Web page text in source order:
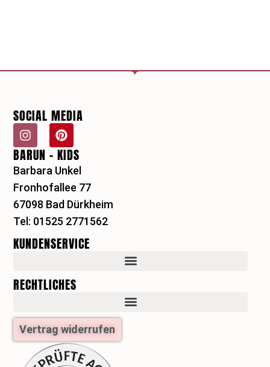
SOCIAL MEDIA
I
n
s
t
a
g
r
a
m
P
i
n
t
e
r
e
s
t
BARUN - KIDS
Barbara Unkel
Fronhofallee 77
67098 Bad Dürkheim
Tel: 01525 2771562
KUNDENSERVICE
RECHTLICHES
Vertrag widerrufen